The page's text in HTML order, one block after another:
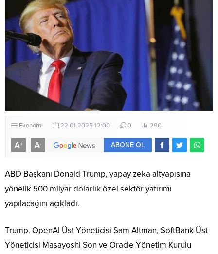
Ekonomi 22.01.2025 12:00 0 290
A+ A- ABONE OL
ABD Başkanı Donald Trump, yapay zeka altyapısına
yönelik 500 milyar dolarlık özel sektör yatırımı
yapılacağını açıkladı.
Trump, OpenAI Üst Yöneticisi Sam Altman, SoftBank Üst
Yöneticisi Masayoshi Son ve Oracle Yönetim Kurulu